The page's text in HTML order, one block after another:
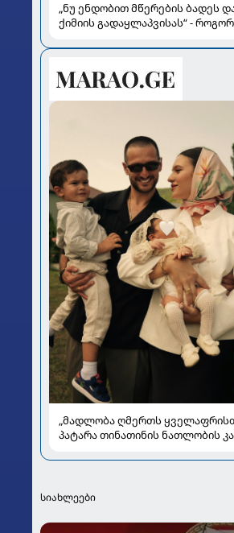
„ნუ ენდობით მწერების ბადეს
ქიმიის გადაყლაპვისას“ -
„მადლობა ღმერთს
პატარა თინათინის ნათლობის
სიახლეები